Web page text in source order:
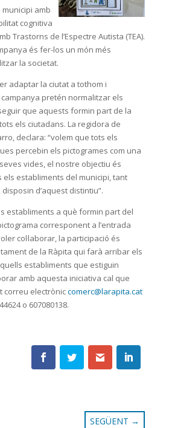
amb
cognitiva
Trastorns de l’Espectre Autista (TEA).
és fer-los un món més
la societat.
adaptar la ciutat a tothom i
pretén normalitzar els
que aquests formin part de la
els ciutadans. La regidora de
declara: “volem que tots els
percebin els pictogrames com una
vides, el nostre objectiu és
els establiments del municipi, tant
d’aquest distintiu”.
establiments a què formin part del
corresponent a l’entrada
col·laborar, la participació és
de la Ràpita qui farà arribar els
establiments que estiguin
amb aquesta iniciativa cal que
correu electròniccomerc@larapita.cat
o 607080138.
SEGÜENT →